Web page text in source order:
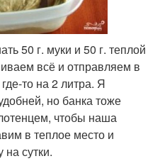
50 г. муки и 50 г. теплой
всё и отправляем в
то на 2 литра. Я
но банка тоже
чтобы наша
в теплое место и
сутки.